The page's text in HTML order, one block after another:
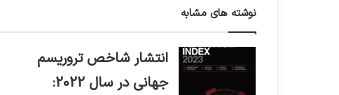
نوشته های مشابه
انتشار شاخص تروریسم
جهانی در سال 2022: